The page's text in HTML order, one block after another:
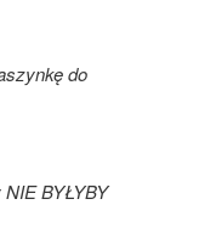
do
BYŁYBY